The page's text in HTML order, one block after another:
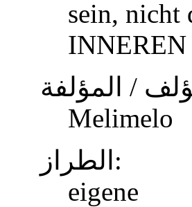
sein, nicht
INNEREN
Melimelo
الطراز:
eigene